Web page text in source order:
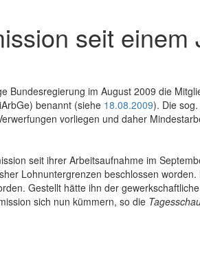
seit einem
Bundesregierung im August 2009 die
benannt (siehe 18.08.2009). Die sog.
vorliegen und daher
seit ihrer Arbeitsaufnahme im
Lohnuntergrenzen beschlossen worden.
Gestellt hätte ihn der
sich nun kümmern, so die